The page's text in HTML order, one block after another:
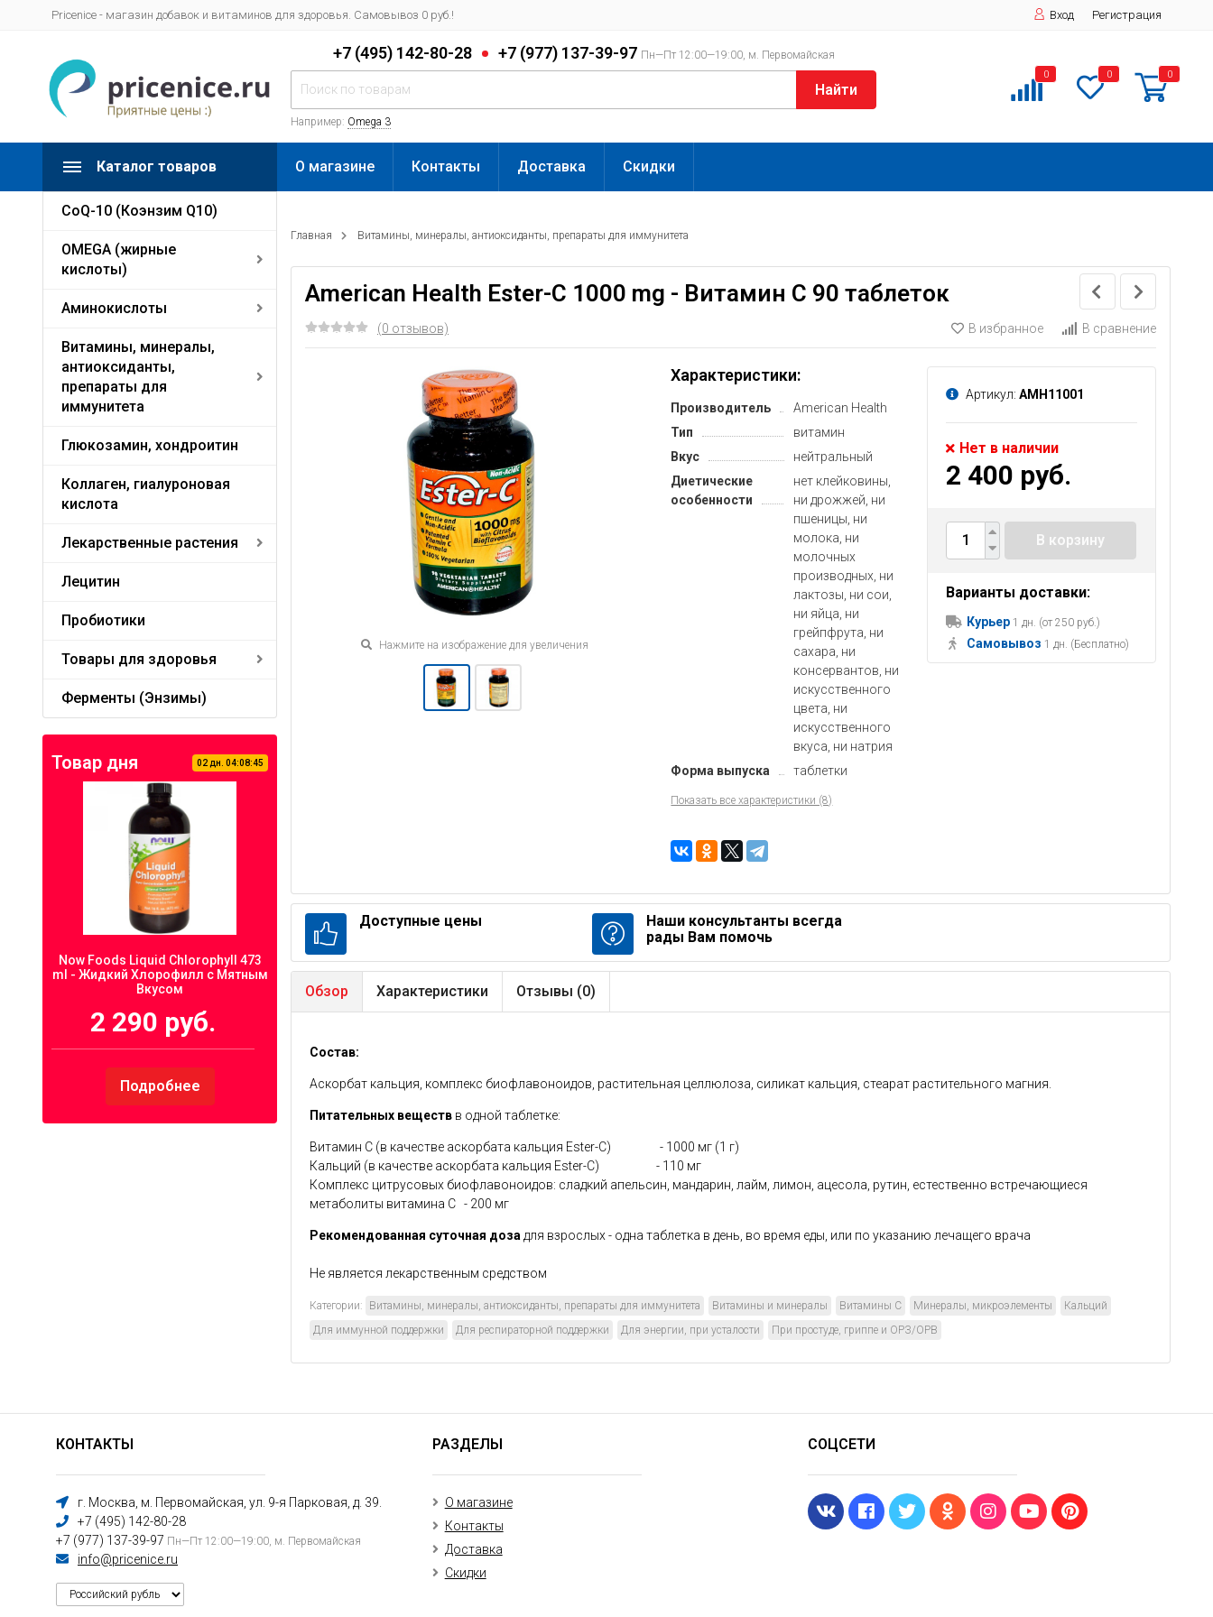
Pricenice - магазин добавок и витаминов для здоровья. Самовывоз 0 руб.! Вход Регистрация
+7 (495) 142-80-28 +7 (977) 137-39-97 Пн—Пт 12:00—19:00, м. Первомайская
Найти
Например: Omega 3
0 0 0
Каталог товаров
CoQ-10 (Коэнзим Q10)
OMEGA (жирные
кислоты)
Аминокислоты
Витамины, минералы,
антиоксиданты,
препараты для
иммунитета
Глюкозамин, хондроитин
Коллаген, гиалуроновая
кислота
Лекарственные растения
Лецитин
Пробиотики
Товары для здоровья
Ферменты (Энзимы)
О магазине Контакты Доставка Скидки
Товар дня 02 дн. 04:08:45
Now Foods Liquid Chlorophyll 473
ml - Жидкий Хлорофилл с Мятным
Вкусом
2 290 руб.
Подробнее
Главная Витамины, минералы, антиоксиданты, препараты для иммунитета
American Health Ester-C 1000 mg - Витамин С 90 таблеток
(0 отзывов) В избранное В сравнение
Нажмите на изображение для увеличения
Характеристики:
Производитель
American Health
Тип
витамин
Вкус
нейтральный
Диетические
особенности
нет клейковины,
ни дрожжей, ни
пшеницы, ни
молока, ни
молочных
производных, ни
лактозы, ни сои,
ни яйца, ни
грейпфрута, ни
сахара, ни
консервантов, ни
искусственного
цвета, ни
искусственного
вкуса, ни натрия
Форма выпуска
таблетки
Показать все характеристики (8)
Артикул:AMH11001
Нет в наличии
2 400 руб.
В корзину
Варианты доставки:
Курьер 1 дн. (от 250 руб.)
Самовывоз 1 дн. (Бесплатно)
Доступные цены
Наши консультанты всегда
рады Вам помочь
Обзор Характеристики Отзывы (0)
Состав:
Аскорбат кальция, комплекс биофлавоноидов, растительная целлюлоза, силикат кальция, стеарат растительного магния.
Питательных веществ в одной таблетке:
Витамин С (в качестве аскорбата кальция Ester-C)
- 1000 мг (1 г)
Кальций (в качестве аскорбата кальция Ester-C)
- 110 мг
Комплекс цитрусовых биофлавоноидов: сладкий апельсин, мандарин, лайм, лимон, ацесола, рутин, естественно встречающиеся
метаболиты витамина С - 200 мг
Рекомендованная суточная доза для взрослых - одна таблетка в день, во время еды, или по указанию лечащего врача
Не является лекарственным средством
Категории: Витамины, минералы, антиоксиданты, препараты для иммунитета Витамины и минералы Витамины С Минералы, микроэлементы
Кальций
Для иммунной поддержки
Для респираторной поддержки Для энергии, при усталости При простуде, гриппе и ОРЗ/ОРВ
КОНТАКТЫ
г. Москва, м. Первомайская, ул. 9-я Парковая, д. 39.
+7 (495) 142-80-28
+7 (977) 137-39-97 Пн—Пт 12:00—19:00, м. Первомайская
info@pricenice.ru
РАЗДЕЛЫ
О магазине
Контакты
Доставка
Скидки
СОЦСЕТИ